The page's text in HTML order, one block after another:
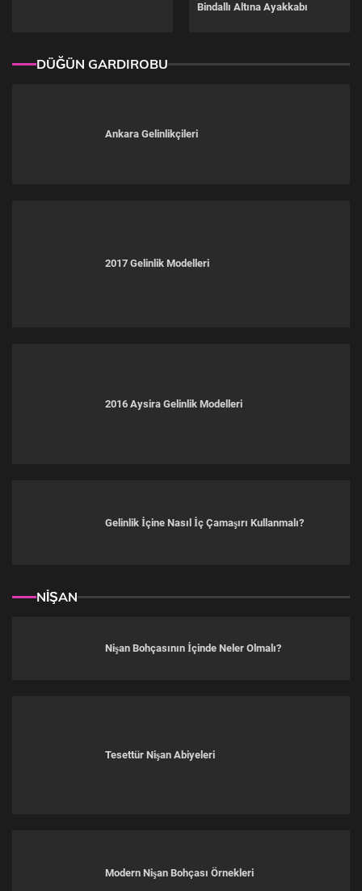
Bindallı Altına Ayakkabı
DÜĞÜN GARDIROBU
Ankara Gelinlikçileri
2017 Gelinlik Modelleri
2016 Aysira Gelinlik Modelleri
Gelinlik İçine Nasıl İç Çamaşırı Kullanmalı?
NİŞAN
Nişan Bohçasının İçinde Neler Olmalı?
Tesettür Nişan Abiyeleri
Modern Nişan Bohçası Örnekleri